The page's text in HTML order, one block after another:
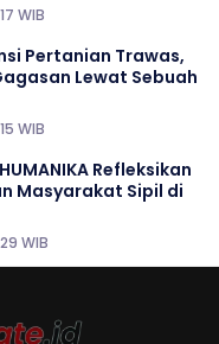
WIB
Pertanian Trawas,
Lewat Sebuah
WIB
Refleksikan
Masyarakat Sipil di
WIB